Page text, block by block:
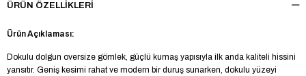
ÜRÜN ÖZELLIKLERI
Ürün Açıklaması:
Dokulu dolgun oversize gömlek, güçlü kumaş yapısıyla ilk anda kaliteli hissini
yansıtır. Geniş kesimi rahat ve modern bir duruş sunarken, dokulu yüzeyi